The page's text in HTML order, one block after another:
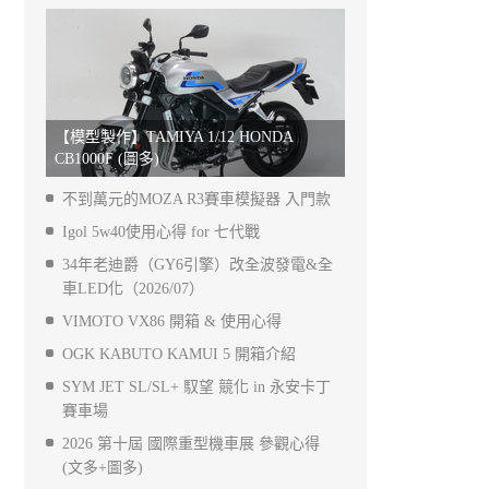
【模型製作】TAMIYA 1/12 HONDA
CB1000F (圖多)
不到萬元的MOZA R3賽車模擬器 入門款
Igol 5w40使用心得 for 七代戰
34年老迪爵（GY6引擎）改全波發電&全
車LED化（2026/07）
VIMOTO VX86 開箱 & 使用心得
OGK KABUTO KAMUI 5 開箱介紹
SYM JET SL/SL+ 馭望 競化 in 永安卡丁
賽車場
2026 第十屆 國際重型機車展 參觀心得
(文多+圖多)